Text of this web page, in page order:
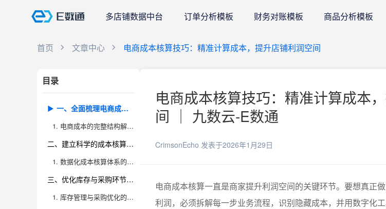
多店铺数据中台 订单分析模板 财务对账模板 商品分析模板
首页 文章中心 电商成本核算技巧：精准计算成本，提升店铺利润空间
目录
一、全面梳理电商成本构成，学会识别业务中的隐性成本
1. 电商成本的完整结构解析与隐性成本识别
二、建立科学的成本核算体系，用数据驱动决策
1. 数据化成本核算体系的搭建与实操
三、优化库存与采购环节，降低资金占用与损耗
1. 库存管理与采购优化的实战策略
电商成本核算技巧：精准计算成本
间 ｜ 九数云-E数通
CrimsonEcho 发表于2026年1月29日
电商成本核算一直是商家提升利润空间的关键环节。要想真正
利润，必须拆解每一步业务流程，识别隐藏成本，并用数字化